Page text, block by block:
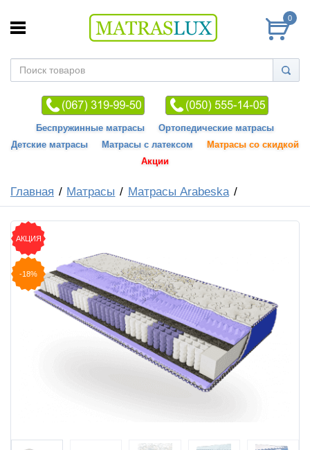
0
Беспружинные матрасы
Ортопедические матрасы
Детские матрасы
Матрасы с латексом
Матрасы со скидкой
Акции
Главная Матрасы Матрасы Arabeska
АКЦИЯ
-18%